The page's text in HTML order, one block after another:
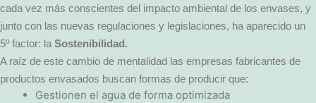
cada vez más conscientes del impacto ambiental de los envases, y
junto con las nuevas regulaciones y legislaciones, ha aparecido un
5º factor: la Sostenibilidad.
A raíz de este cambio de mentalidad las empresas fabricantes de
productos envasados buscan formas de producir que:
Gestionen el agua de forma optimizada